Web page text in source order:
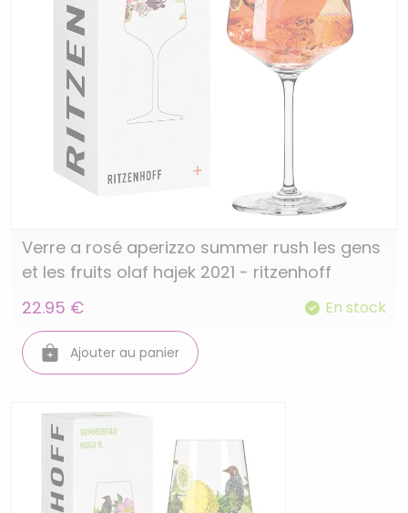
Verre a rosé aperizzo summer rush les gens
et les fruits olaf hajek 2021 - ritzenhoff
22.95 €
En stock
Ajouter au panier